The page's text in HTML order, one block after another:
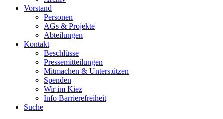
Vorstand
Personen
AGs & Projekte
Abteilungen
Kontakt
Beschlüsse
Pressemitteilungen
Mitmachen & Unterstützen
Spenden
Wir im Kiez
Info Barrierefreiheit
Suche